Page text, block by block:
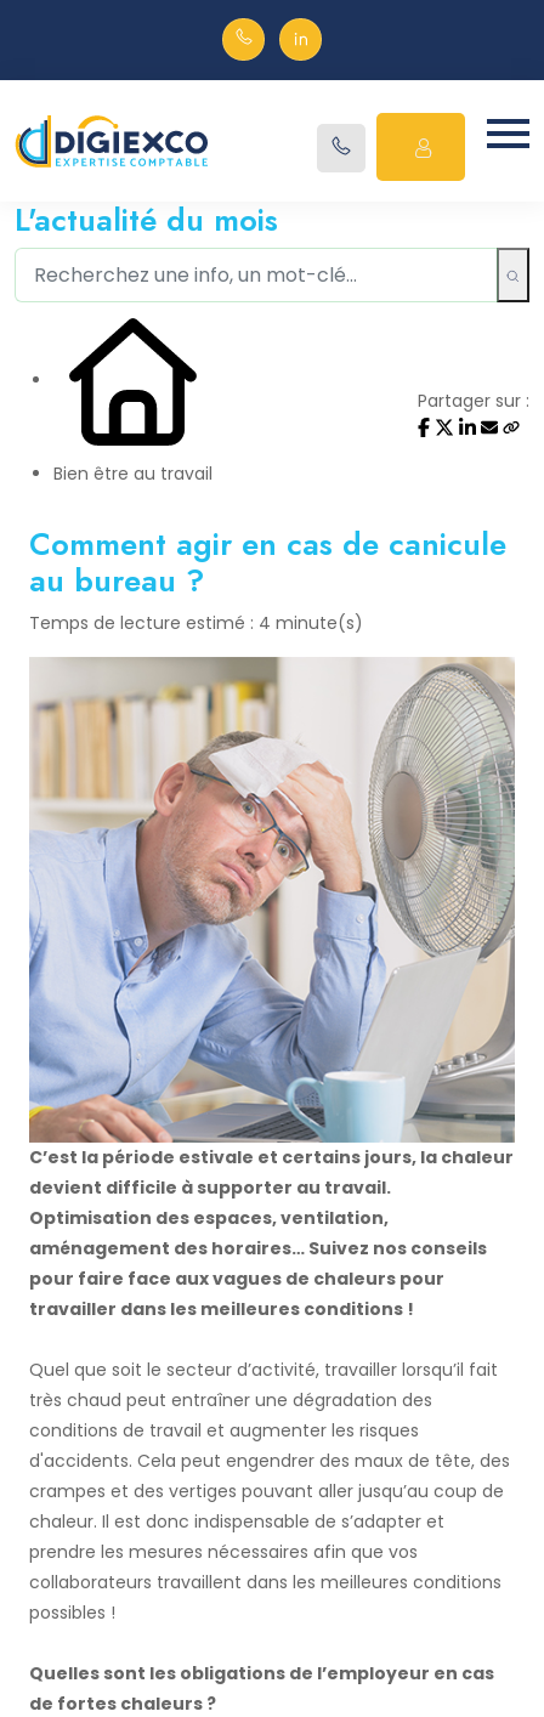
L'actualité du mois
Bien être au travail
Partager sur :
Comment agir en cas de canicule
au bureau ?
Temps de lecture estimé : 4 minute(s)
C’est la période estivale et certains jours, la chaleur
devient difficile à supporter au travail.
Optimisation des espaces, ventilation,
aménagement des horaires… Suivez nos conseils
pour faire face aux vagues de chaleurs pour
travailler dans les meilleures conditions !
Quel que soit le secteur d’activité, travailler lorsqu’il fait
très chaud peut entraîner une dégradation des
conditions de travail et augmenter les risques
d'accidents. Cela peut engendrer des maux de tête, des
crampes et des vertiges pouvant aller jusqu’au coup de
chaleur. Il est donc indispensable de s’adapter et
prendre les mesures nécessaires afin que vos
collaborateurs travaillent dans les meilleures conditions
possibles !
Quelles sont les obligations de l’employeur en cas
de fortes chaleurs ?